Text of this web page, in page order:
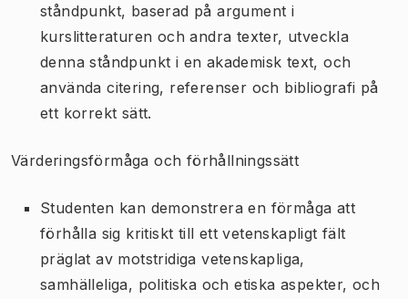
ståndpunkt, baserad på argument i
kurslitteraturen och andra texter, utveckla
denna ståndpunkt i en akademisk text, och
använda citering, referenser och bibliografi på
ett korrekt sätt.
Värderingsförmåga och förhållningssätt
Studenten kan demonstrera en förmåga att
förhålla sig kritiskt till ett vetenskapligt fält
präglat av motstridiga vetenskapliga,
samhälleliga, politiska och etiska aspekter, och